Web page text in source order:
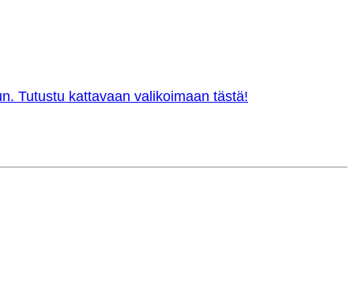
Tutustu kattavaan valikoimaan tästä!